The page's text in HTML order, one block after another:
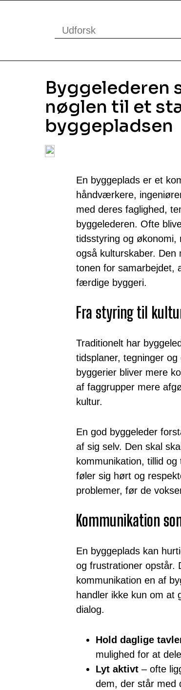
Byggelederen
nøglen til et
byggepladsen
En byggeplads er et
håndværkere,
med deres faglighed,
byggelederen. Ofte
tidsstyring og økonomi,
også kulturskaber.
tonen for samarbejdet,
færdige byggeri.
Fra styring til
Traditionelt har
tidsplaner, tegninger
byggerier bliver mere
af faggrupper mere
kultur.
En god byggeleder
af sig selv. Den skal
kommunikation, tillid
føler sig hørt og
problemer, før de
Kommunikation
En byggeplads kan
og frustrationer opstår.
kommunikation en af
handler ikke kun om at
dialog.
Hold daglige
mulighed for at
Lyt aktivt – ofte
dem, der står med